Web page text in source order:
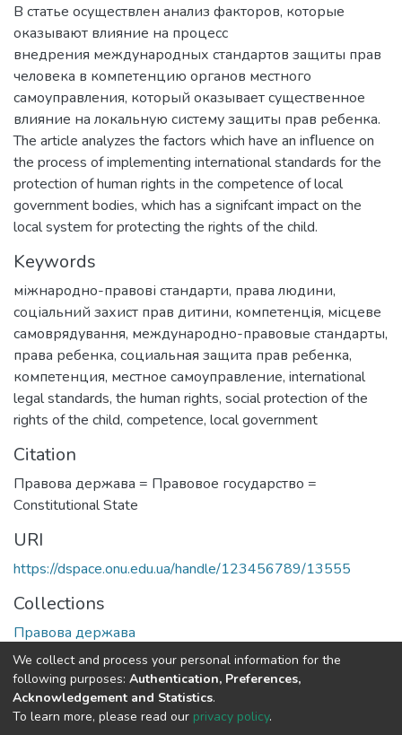
В статье осуществлен анализ факторов, которые
оказывают влияние на процесс
внедрения международных стандартов защиты прав
человека в компетенцию органов местного
самоуправления, который оказывает существенное
влияние на локальную систему защиты прав ребенка.
The article analyzes the factors which have an inﬂuence on
the process of implementing international standards for the
protection of human rights in the competence of local
government bodies, which has a signifcant impact on the
local system for protecting the rights of the child.
Keywords
міжнародно-правові стандарти, права людини,
соціальний захист прав дитини, компетенція, місцеве
самоврядування, международно-правовые стандарты,
права ребенка, социальная защита прав ребенка,
компетенция, местное самоуправление, international
legal standards, the human rights, social protection of the
rights of the child, competence, local government
Citation
Правова держава = Правовое государство =
Сonstitutional State
URI
https://dspace.onu.edu.ua/handle/123456789/13555
Collections
Правова держава
Full item page
DSpace software copyright © 2009-2026
We collect and process your personal information for the
following purposes: Authentication, Preferences,
Acknowledgement and Statistics.
To learn more, please read our privacy policy.